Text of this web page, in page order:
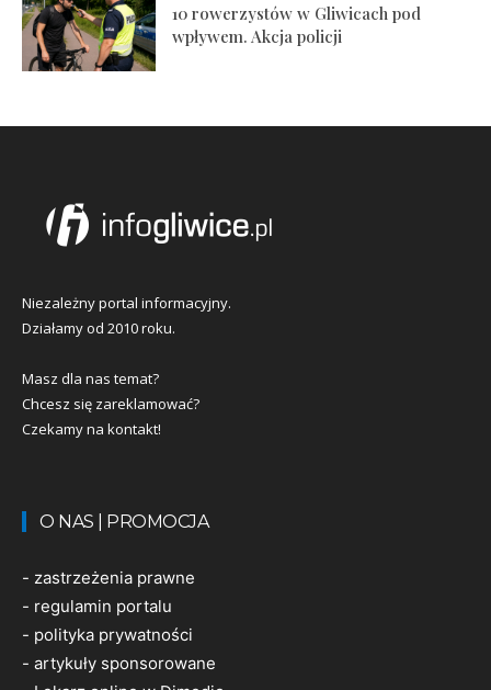
10 rowerzystów w Gliwicach pod
wpływem. Akcja policji
Niezależny portal informacyjny.
Działamy od 2010 roku.
Masz dla nas temat?
Chcesz się zareklamować?
Czekamy na kontakt!
O NAS | PROMOCJA
- zastrzeżenia prawne
- regulamin portalu
- polityka prywatności
- artykuły sponsorowane